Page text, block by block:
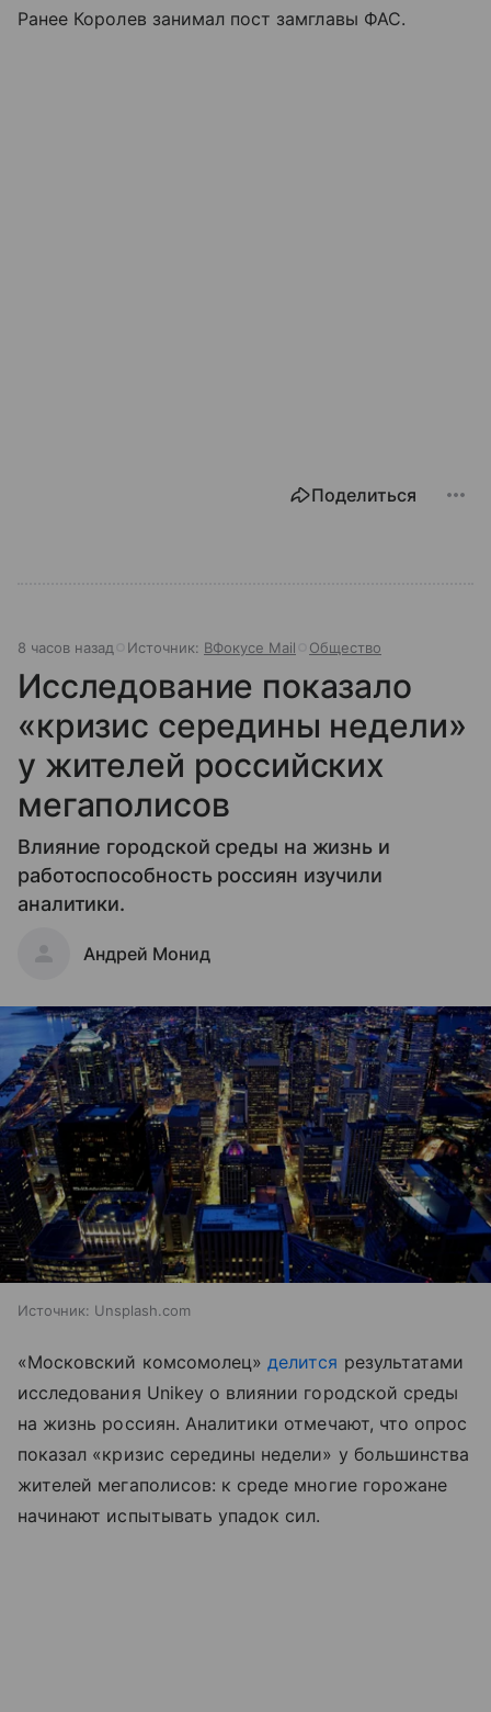
Ранее Королев занимал пост замглавы ФАС.
Поделиться
8 часов назад Источник: ВФокусе Mail Общество
Исследование показало
«кризис середины недели»
у жителей российских
мегаполисов
Влияние городской среды на жизнь и
работоспособность россиян изучили
аналитики.
Андрей Монид
Источник: Unsplash.com
«Московский комсомолец»делится результатами
исследования Unikey о влиянии городской среды
на жизнь россиян. Аналитики отмечают, что опрос
показал «кризис середины недели» у большинства
жителей мегаполисов: к среде многие горожане
начинают испытывать упадок сил.